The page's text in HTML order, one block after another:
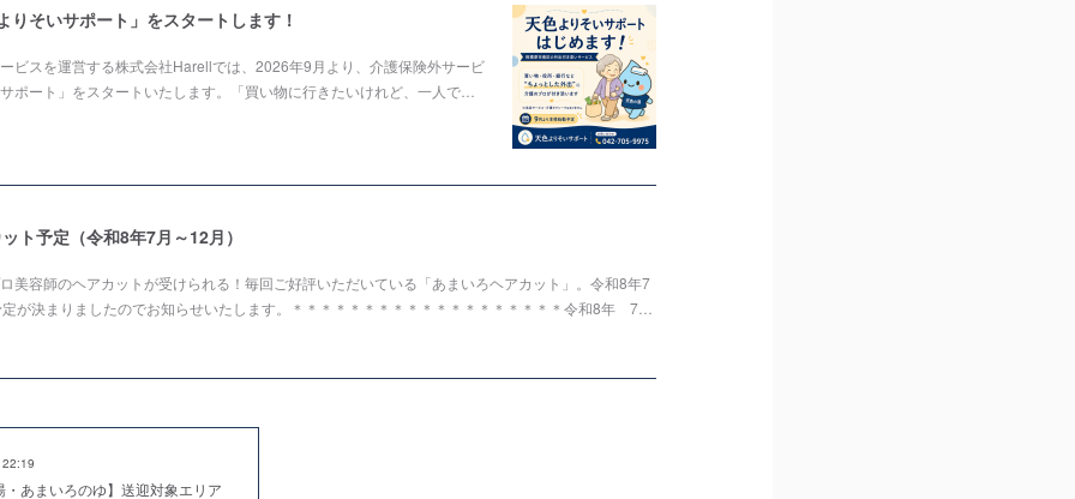
りそいサポート」をスタートします！
ビスを運営する株式会社Harellでは、2026年9月より、介護保険外サービ
ポート」をスタートいたします。「買い物に行きたいけれど、一人で…
ト予定（令和8年7月～12月）
美容師のヘアカットが受けられる！毎回ご好評いただいている「あまいろヘアカット」。令和8年7
が決まりましたのでお知らせいたします。＊＊＊＊＊＊＊＊＊＊＊＊＊＊＊＊＊＊＊令和8年 7…
・あまいろのゆ】送迎対象エリア